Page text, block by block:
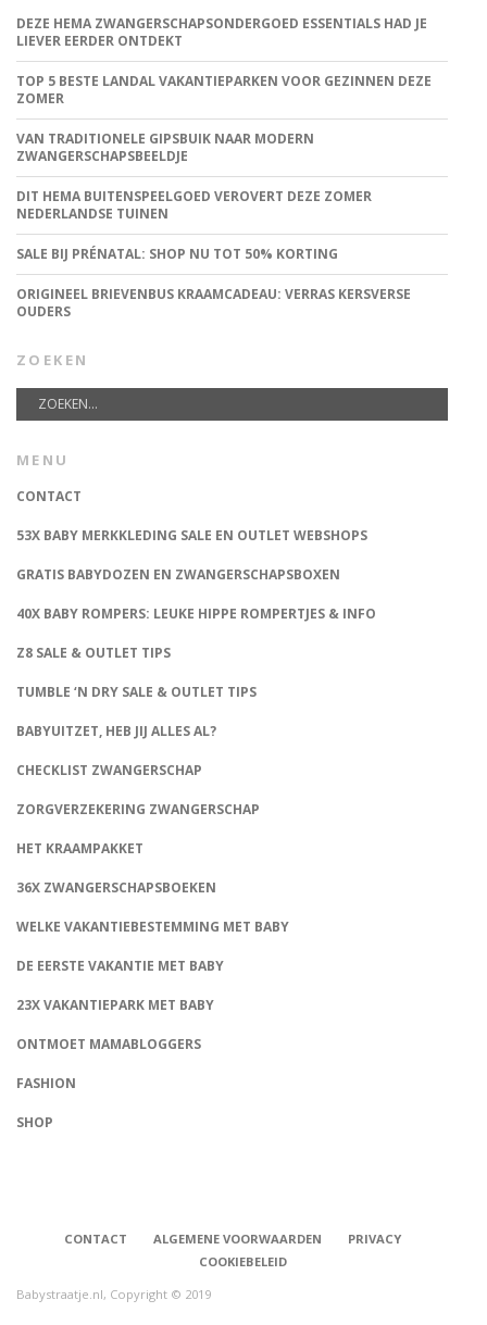
DEZE HEMA ZWANGERSCHAPSONDERGOED ESSENTIALS HAD JE
LIEVER EERDER ONTDEKT
TOP 5 BESTE LANDAL VAKANTIEPARKEN VOOR GEZINNEN DEZE
ZOMER
VAN TRADITIONELE GIPSBUIK NAAR MODERN
ZWANGERSCHAPSBEELDJE
DIT HEMA BUITENSPEELGOED VEROVERT DEZE ZOMER
NEDERLANDSE TUINEN
SALE BIJ PRÉNATAL: SHOP NU TOT 50% KORTING
ORIGINEEL BRIEVENBUS KRAAMCADEAU: VERRAS KERSVERSE
OUDERS
ZOEKEN
MENU
CONTACT
53X BABY MERKKLEDING SALE EN OUTLET WEBSHOPS
GRATIS BABYDOZEN EN ZWANGERSCHAPSBOXEN
40X BABY ROMPERS: LEUKE HIPPE ROMPERTJES & INFO
Z8 SALE & OUTLET TIPS
TUMBLE ‘N DRY SALE & OUTLET TIPS
BABYUITZET, HEB JIJ ALLES AL?
CHECKLIST ZWANGERSCHAP
ZORGVERZEKERING ZWANGERSCHAP
HET KRAAMPAKKET
36X ZWANGERSCHAPSBOEKEN
WELKE VAKANTIEBESTEMMING MET BABY
DE EERSTE VAKANTIE MET BABY
23X VAKANTIEPARK MET BABY
ONTMOET MAMABLOGGERS
FASHION
SHOP
CONTACT ALGEMENE VOORWAARDEN
PRIVACY
COOKIEBELEID
Babystraatje.nl, Copyright © 2019